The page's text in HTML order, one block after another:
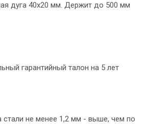
дуга 40х20 мм. Держит до 500 мм
гарантийный талон на 5 лет
стали не менее 1,2 мм - выше, чем по